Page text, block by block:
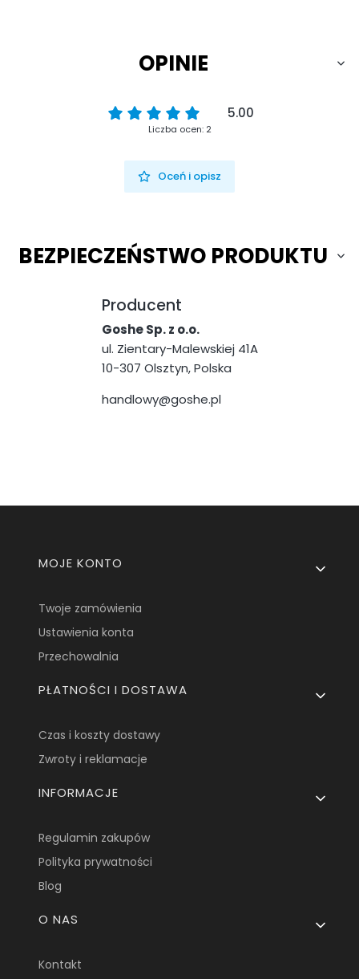
OPINIE
5.00
Liczba ocen: 2
Oceń i opisz
BEZPIECZEŃSTWO PRODUKTU
Producent
Goshe Sp. z o.o.
ul. Zientary-Malewskiej 41A
10-307 Olsztyn, Polska
handlowy@goshe.pl
Linki w stopce
MOJE KONTO
Twoje zamówienia
Ustawienia konta
Przechowalnia
PŁATNOŚCI I DOSTAWA
Czas i koszty dostawy
Zwroty i reklamacje
INFORMACJE
Regulamin zakupów
Polityka prywatności
Blog
O NAS
Kontakt